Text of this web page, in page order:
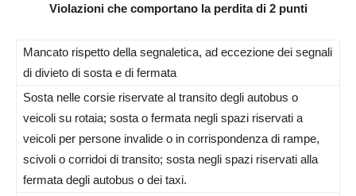
Violazioni che comportano la perdita di 2 punti
Mancato rispetto della segnaletica, ad eccezione dei segnali
di divieto di sosta e di fermata
Sosta nelle corsie riservate al transito degli autobus o
veicoli su rotaia; sosta o fermata negli spazi riservati a
veicoli per persone invalide o in corrispondenza di rampe,
scivoli o corridoi di transito; sosta negli spazi riservati alla
fermata degli autobus o dei taxi.